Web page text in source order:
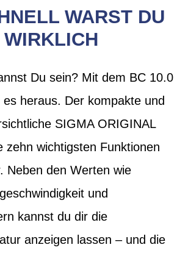
WARST DU
WIRKLICH
Du sein? Mit dem BC 10.0
heraus. Der kompakte und
SIGMA ORIGINAL
zehn wichtigsten Funktionen
Neben den Werten wie
und
kannst du dir die
anzeigen lassen – und die